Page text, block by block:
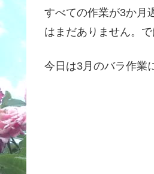
すべての作業が3か月
はまだありません。
今日は3月のバラ作業